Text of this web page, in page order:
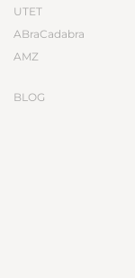
UTET
ABraCadabra
AMZ
BLOG